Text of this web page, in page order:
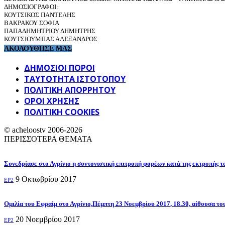
ΔΗΜΟΣΙΟΓΡΑΦΟΙ:
ΚΟΥΤΣΙΚΟΣ ΠΑΝΤΕΛΗΣ
ΒΑΚΡΑΚΟΥ ΣΟΦΙΑ
ΠΑΠΑΔΗΜΗΤΡΙΟΥ ΔΗΜΗΤΡΗΣ
ΚΟΥΤΣΙΟΥΜΠΑΣ ΑΛΕΞΑΝΔΡΟΣ
ΑΚΟΛΟΥΘΗΣΕ ΜΑΣ
ΔΗΜΟΣΙΟΙ ΠΟΡΟΙ
ΤΑΥΤΌΤΗΤΑ ΙΣΤΌΤΟΠΟΥ
ΠΟΛΙΤΙΚΉ ΑΠΟΡΡΉΤΟΥ
ΌΡΟΙ ΧΡΉΣΗΣ
ΠΟΛΙΤΙΚΗ COOKIES
© acheloostv 2006-2026
ΠΕΡΙΣΣΟΤΕΡΑ ΘΕΜΑΤΑ
Συνεδρίασε στο Αγρίνιο η συντονιστική επιτροπή φορέων κατά της εκτροπής
EP2 9 Οκτωβρίου 2017
Ομιλία του Εφραίμ στο Αγρίνιο,Πέμπτη 23 Νοεμβρίου 2017, 18.30, αίθουσα
EP2 20 Νοεμβρίου 2017